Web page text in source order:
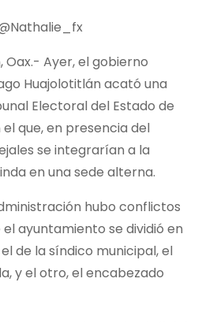
Oax.- Ayer, el gobierno
Huajolotitlán acató una
Electoral del Estado de
el que, en presencia del
se integrarían a la
en una sede alterna.
hubo conflictos
ayuntamiento se dividió en
de la síndico municipal, el
y el otro, el encabezado